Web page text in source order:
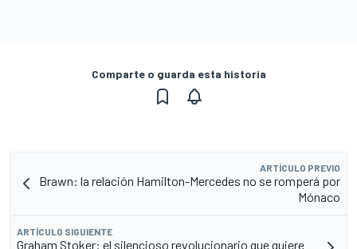
Comparte o guarda esta historia
ARTÍCULO PREVIO
Brawn: la relación Hamilton-Mercedes no se romperá por
Mónaco
ARTÍCULO SIGUIENTE
Graham Stoker: el silencioso revolucionario que quiere